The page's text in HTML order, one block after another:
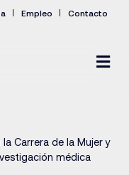
Empleo Contacto
Carrera de la Mujer y
médica